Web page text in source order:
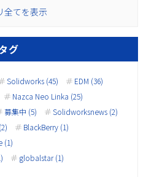
全てを表示
グ
Solidworks (45)
EDM (36)
Nazca Neo Linka (25)
募集中 (5)
Solidworksnews (2)
BlackBerry (1)
(1)
globalstar (1)